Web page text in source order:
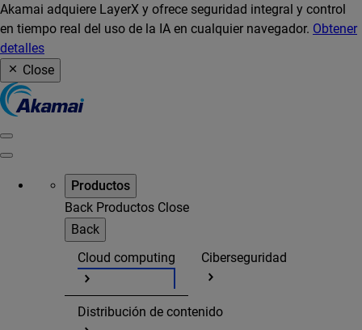
Akamai adquiere LayerX y ofrece seguridad integral y control
en tiempo real del uso de la IA en cualquier navegador. Obtener
detalles
Close
Productos
Back Productos Close
Back
Cloud computing
Ciberseguridad
Distribución de contenido